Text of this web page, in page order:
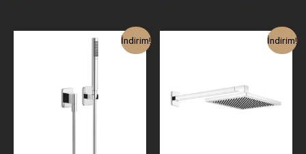
İndirim!
Orijinal
63.000,00₺.
Şu
andaki
İndirim!
Şu